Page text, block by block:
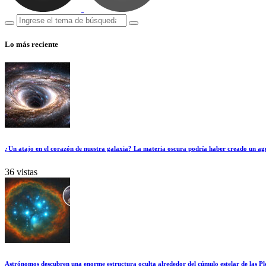
Lo más reciente
¿Un atajo en el corazón de nuestra galaxia? La materia oscura podría haber creado un
36 vistas
Astrónomos descubren una enorme estructura oculta alrededor del cúmulo estelar de las